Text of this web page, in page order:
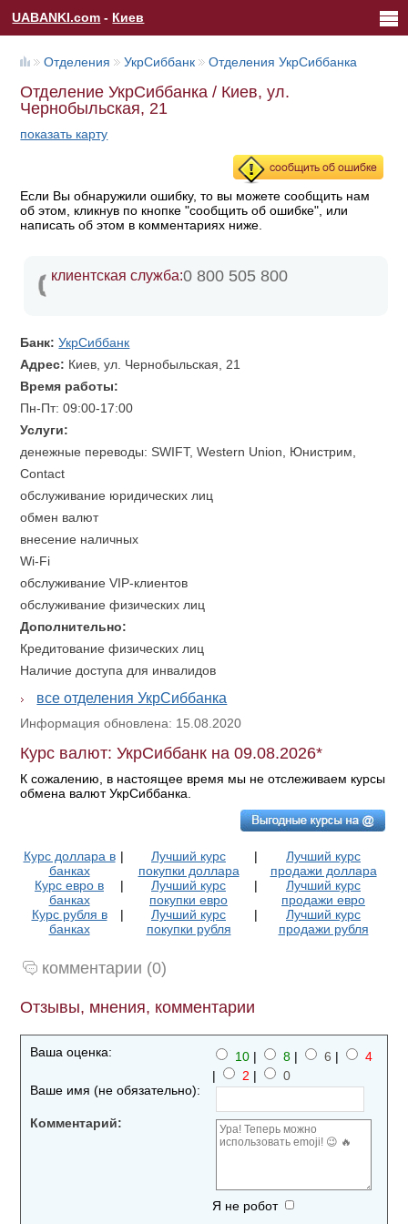
UABANKI.com - Киев
Отделения УкрСиббанк Отделения УкрСиббанка
Отделение УкрСиббанка / Киев, ул.
Чернобыльская, 21
показать карту
Если Вы обнаружили ошибку, то вы можете сообщить нам
об этом, кликнув по кнопке "сообщить об ошибке", или
написать об этом в комментариях ниже.
клиентская служба:0 800 505 800
Банк:УкрСиббанк
Адрес: Киев, ул. Чернобыльская, 21
Время работы:
Пн-Пт: 09:00-17:00
Услуги:
денежные переводы: SWIFT, Western Union, Юнистрим,
Contact
обслуживание юридических лиц
обмен валют
внесение наличных
Wi-Fi
обслуживание VIP-клиентов
обслуживание физических лиц
Дополнительно:
Кредитование физических лиц
Наличие доступа для инвалидов
все отделения УкрСиббанка
Информация обновлена: 15.08.2020
Курс валют: УкрСиббанк на 09.08.2026*
К сожалению, в настоящее время мы не отслеживаем курсы
обмена валют УкрСиббанка.
Курс доллара в
банках
|
Лучший курс
покупки доллара
|
Лучший курс
продажи доллара
Курс евро в
банках
|
Лучший курс
покупки евро
|
Лучший курс
продажи евро
Курс рубля в
банках
|
Лучший курс
покупки рубля
|
Лучший курс
продажи рубля
комментарии (0)
Отзывы, мнения, комментарии
Ваша оценка: 10 | 8 | 6 |
4
|
2 |
0
Ваше имя (не обязательно):
Комментарий:
Я не робот